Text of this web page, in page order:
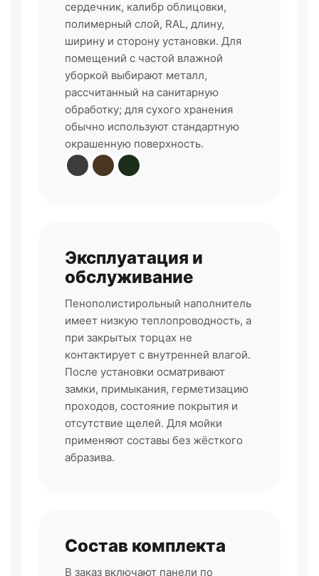
сердечник, калибр облицовки,
полимерный слой, RAL, длину,
ширину и сторону установки. Для
помещений с частой влажной
уборкой выбирают металл,
рассчитанный на санитарную
обработку; для сухого хранения
обычно используют стандартную
окрашенную поверхность.
Эксплуатация и
обслуживание
Пенополистирольный наполнитель
имеет низкую теплопроводность, а
при закрытых торцах не
контактирует с внутренней влагой.
После установки осматривают
замки, примыкания, герметизацию
проходов, состояние покрытия и
отсутствие щелей. Для мойки
применяют составы без жёсткого
абразива.
Состав комплекта
В заказ включают панели по